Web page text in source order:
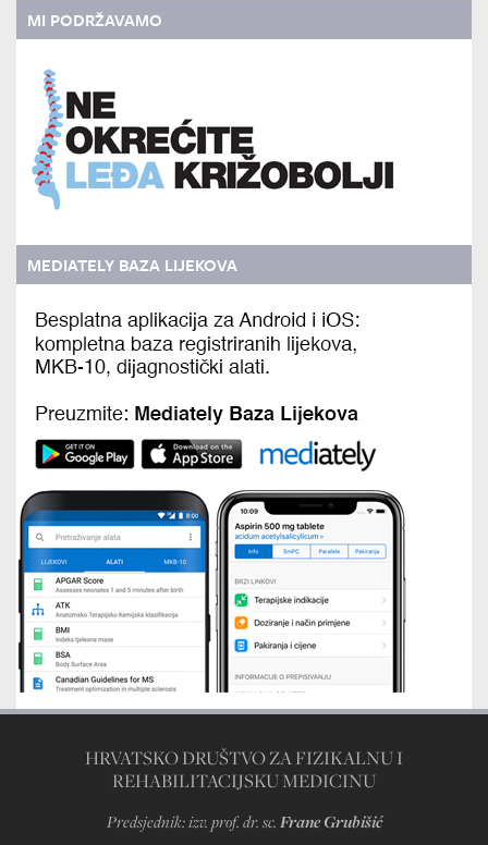
MI PODRŽAVAMO
MEDIATELY BAZA LIJEKOVA
HRVATSKO DRUŠTVO ZA FIZIKALNU I
REHABILITACIJSKU MEDICINU
Predsjednik: izv. prof. dr. sc.Frane Grubišić